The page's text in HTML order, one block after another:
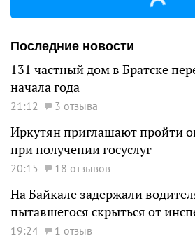
Последние новости
131 частный дом в Братске
начала года
21:12 3 отзыва
Иркутян приглашают пройти
при получении госуслуг
20:15 18 отзывов
На Байкале задержали
пытавшегося скрыться от
19:24 1 отзыв